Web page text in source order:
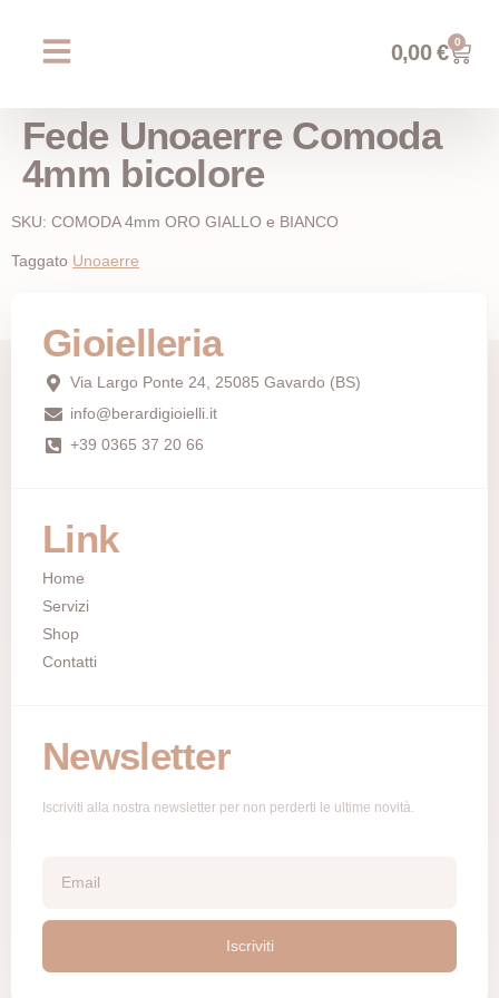
0,00€ 0
Fede Unoaerre Comoda
4mm bicolore
SKU: COMODA 4mm ORO GIALLO e BIANCO
Taggato Unoaerre
Gioielleria
Via Largo Ponte 24, 25085 Gavardo (BS)
info@berardigioielli.it
+39 0365 37 20 66
Link
Home
Servizi
Shop
Contatti
Newsletter
Iscriviti alla nostra newsletter per non perderti le ultime novità.
Iscriviti